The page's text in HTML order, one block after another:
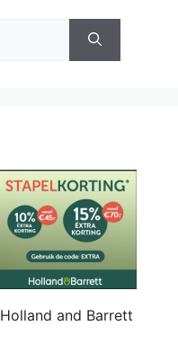
Holland and Barrett